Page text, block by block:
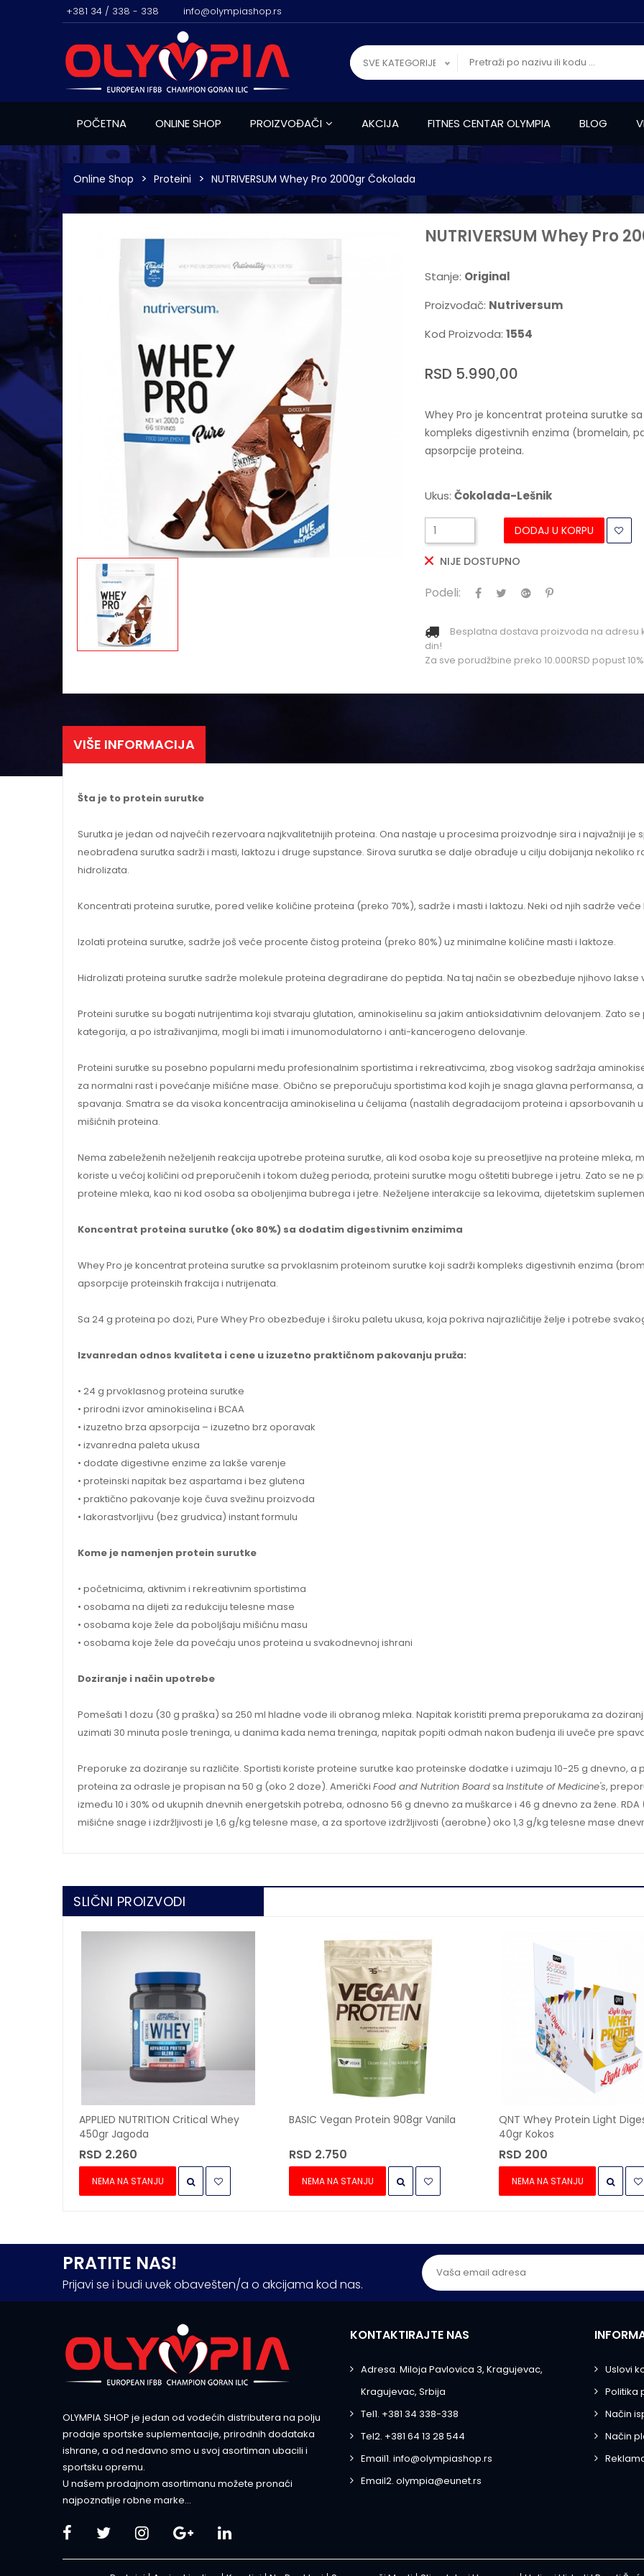
+381 34 / 338 - 338 info@olympiashop.rs
SVE KATEGORIJE
POČETNA ONLINE SHOP PROIZVOĐAČI AKCIJA FITNES CENTAR OLYMPIA BLOG
Online Shop Proteini NUTRIVERSUM Whey Pro 2000gr Čokolada
NUTRIVERSUM Whey Pro
Stanje: Original
Proizvođač: Nutriversum
Kod Proizvoda: 1554
RSD 5.990,00
Whey Pro je koncentrat proteina surutke
kompleks digestivnih enzima (bromelain,
apsorpcije proteina.
Ukus: Čokolada-Lešnik
DODAJ U KORPU
NIJE DOSTUPNO
Podeli:
Besplatna dostava proizvoda na adresu
din!
Za sve porudžbine preko 10.000RSD popust
VIŠE INFORMACIJA
Šta je to protein surutke
Surutka je jedan od najvećih rezervoara najkvalitetnijih proteina. Ona nastaje u procesima proizvodnje sira i najvažniji
neobrađena surutka sadrži i masti, laktozu i druge supstance. Sirova surutka se dalje obrađuje u cilju dobijanja nekoliko
hidrolizata.
Koncentrati proteina surutke, pored velike količine proteina (preko 70%), sadrže i masti i laktozu. Neki od njih sadrže
Izolati proteina surutke, sadrže još veće procente čistog proteina (preko 80%) uz minimalne količine masti i laktoze.
Hidrolizati proteina surutke sadrže molekule proteina degradirane do peptida. Na taj način se obezbeđuje njihovo lakse
Proteini surutke su bogati nutrijentima koji stvaraju glutation, aminokiselinu sa jakim antioksidativnim delovanjem. Zato
kategorija, a po istraživanjima, mogli bi imati i imunomodulatorno i anti-kancerogeno delovanje.
Proteini surutke su posebno popularni među profesionalnim sportistima i rekreativcima, zbog visokog sadržaja
za normalni rast i povećanje mišićne mase. Obično se preporučuju sportistima kod kojih je snaga glavna performansa,
spavanja. Smatra se da visoka koncentracija aminokiselina u ćelijama (nastalih degradacijom proteina i apsorbovanih
mišićnih proteina.
Nema zabeleženih neželjenih reakcija upotrebe proteina surutke, ali kod osoba koje su preosetljive na proteine mleka,
koriste u većoj količini od preporučenih i tokom dužeg perioda, proteini surutke mogu oštetiti bubrege i jetru. Zato se
proteine mleka, kao ni kod osoba sa oboljenjima bubrega i jetre. Neželjene interakcije sa lekovima, dijetetskim
Koncentrat proteina surutke (oko 80%) sa dodatim digestivnim enzimima
Whey Pro je koncentrat proteina surutke sa prvoklasnim proteinom surutke koji sadrži kompleks digestivnih enzima
apsorpcije proteinskih frakcija i nutrijenata.
Sa 24 g proteina po dozi, Pure Whey Pro obezbeđuje i široku paletu ukusa, koja pokriva najrazličitije želje i potrebe
Izvanredan odnos kvaliteta i cene u izuzetno praktičnom pakovanju pruža:
• 24 g prvoklasnog proteina surutke
• prirodni izvor aminokiselina i BCAA
• izuzetno brza apsorpcija – izuzetno brz oporavak
• izvanredna paleta ukusa
• dodate digestivne enzime za lakše varenje
• proteinski napitak bez aspartama i bez glutena
• praktično pakovanje koje čuva svežinu proizvoda
• lakorastvorljivu (bez grudvica) instant formulu
Kome je namenjen protein surutke
• početnicima, aktivnim i rekreativnim sportistima
• osobama na dijeti za redukciju telesne mase
• osobama koje žele da poboljšaju mišićnu masu
• osobama koje žele da povećaju unos proteina u svakodnevnoj ishrani
Doziranje i način upotrebe
Pomešati 1 dozu (30 g praška) sa 250 ml hladne vode ili obranog mleka. Napitak koristiti prema preporukama za
uzimati 30 minuta posle treninga, u danima kada nema treninga, napitak popiti odmah nakon buđenja ili uveče pre
Preporuke za doziranje su različite. Sportisti koriste proteine surutke kao proteinske dodatke i uzimaju 10-25 g dnevno,
proteina za odrasle je propisan na 50 g (oko 2 doze). Američki Food and Nutrition Boardsa Institute of Medicine's,
između 10 i 30% od ukupnih dnevnih energetskih potreba, odnosno 56 g dnevno za muškarce i 46 g dnevno za žene.
mišićne snage i izdržljivosti je 1,6 g/kg telesne mase, a za sportove izdržljivosti (aerobne) oko 1,3 g/kg telesne mase
SLIČNI PROIZVODI
APPLIED NUTRITION Critical Whey
450gr Jagoda
RSD 2.260
NEMA NA STANJU
BASIC Vegan Protein 908gr Vanila
RSD 2.750
NEMA NA STANJU
QNT Whey Protein Light
40gr Kokos
RSD 200
NEMA NA STANJU
PRATITE NAS!
Prijavi se i budi uvek obavešten/a o akcijama kod nas.
OLYMPIA SHOP je jedan od vodećih distributera na polju
prodaje sportske suplementacije, prirodnih dodataka
ishrane, a od nedavno smo u svoj asortiman ubacili i
sportsku opremu.
U našem prodajnom asortimanu možete pronaći
najpoznatije robne marke...
KONTAKTIRAJTE NAS
Adresa. Miloja Pavlovica 3, Kragujevac,
Kragujevac, Srbija
Tel1. +381 34 338-338
Tel2. +381 64 13 28 544
Email1. info@olympiashop.rs
Email2. olympia@eunet.rs
Uslovi
Politika
Način
Način